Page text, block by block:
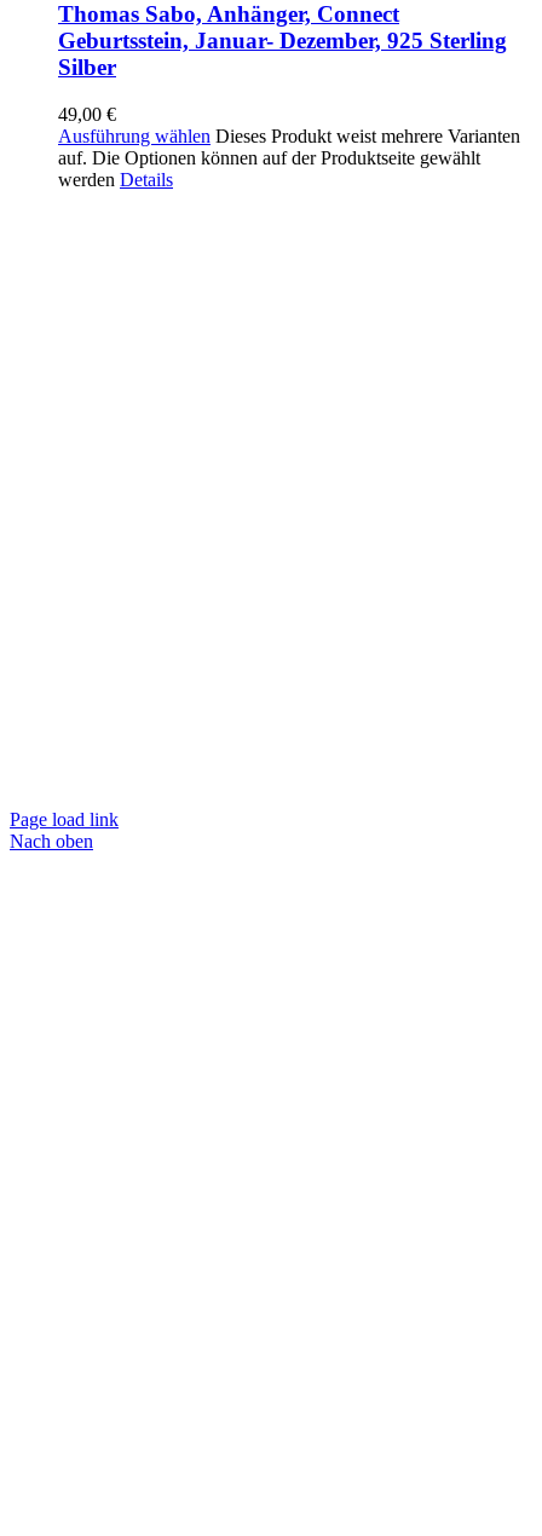
Thomas Sabo, Anhänger, Connect
Geburtsstein, Januar- Dezember, 925 Sterling
Silber
49,00 €
Ausführung wählen Dieses Produkt weist mehrere Varianten
auf. Die Optionen können auf der Produktseite gewählt
werden Details
Page load link
Nach oben